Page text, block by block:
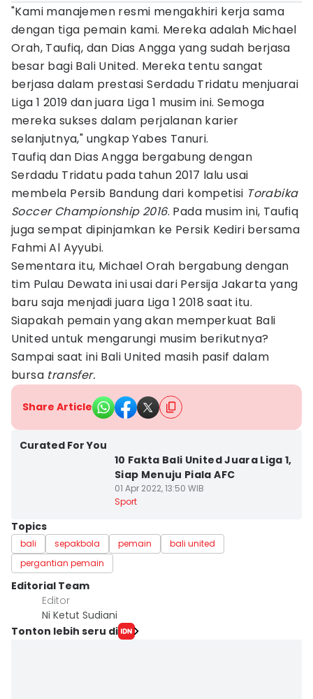
"Kami manajemen resmi mengakhiri kerja sama
dengan tiga pemain kami. Mereka adalah Michael
Orah, Taufiq, dan Dias Angga yang sudah berjasa
besar bagi Bali United. Mereka tentu sangat
berjasa dalam prestasi Serdadu Tridatu menjuarai
Liga 1 2019 dan juara Liga 1 musim ini. Semoga
mereka sukses dalam perjalanan karier
selanjutnya," ungkap Yabes Tanuri.
Taufiq dan Dias Angga bergabung dengan
Serdadu Tridatu pada tahun 2017 lalu usai
membela Persib Bandung dari kompetisi Torabika
Soccer Championship 2016. Pada musim ini, Taufiq
juga sempat dipinjamkan ke Persik Kediri bersama
Fahmi Al Ayyubi.
Sementara itu, Michael Orah bergabung dengan
tim Pulau Dewata ini usai dari Persija Jakarta yang
baru saja menjadi juara Liga 1 2018 saat itu.
Siapakah pemain yang akan memperkuat Bali
United untuk mengarungi musim berikutnya?
Sampai saat ini Bali United masih pasif dalam
bursa transfer.
Share Article
Curated For You
10 Fakta Bali United Juara Liga 1,
Siap Menuju Piala AFC
01 Apr 2022, 13:50 WIB
Sport
Topics
bali sepakbola pemain
bali united
pergantian pemain
Editorial Team
Editor
Ni Ketut Sudiani
Tonton lebih seru di